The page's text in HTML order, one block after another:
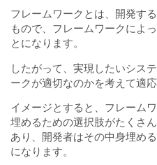
フレームワークとは、開発す
もので、フレームワークによ
とになります。
したがって、実現したいシス
ークが適切なのかを考えて適
イメージとすると、フレーム
埋めるための選択肢がたくさ
あり、開発者はその中身埋め
になります。